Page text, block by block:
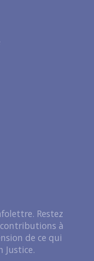
Restez
à
de ce qui
Justice.